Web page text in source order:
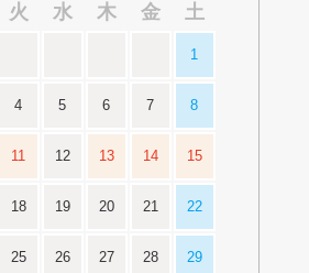
火 水 木 金 土
1
4 5 6 7 8
11 12 13 14 15
18 19 20 21 22
25 26 27 28 29